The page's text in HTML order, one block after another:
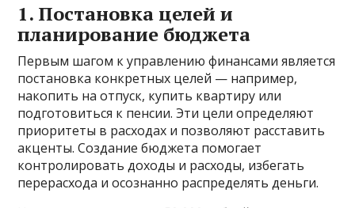
1. Постановка целей и
планирование бюджета
Первым шагом к управлению финансами является
постановка конкретных целей — например,
накопить на отпуск, купить квартиру или
подготовиться к пенсии. Эти цели определяют
приоритеты в расходах и позволяют расставить
акценты. Создание бюджета помогает
контролировать доходы и расходы, избегать
перерасхода и осознанно распределять деньги.